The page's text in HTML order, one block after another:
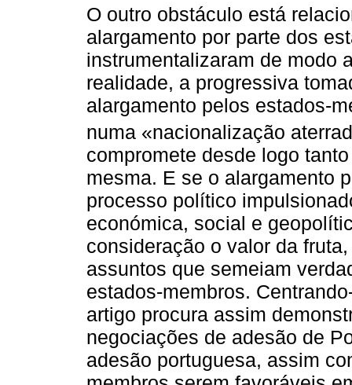
O outro obstáculo está
alargamento por parte dos
instrumentalizaram de modo
realidade, a progressiva
alargamento pelos estados-
numa «nacionalização
compromete desde logo
mesma. E se o alargamento
processo político
económica, social e
consideração o valor da
assuntos que semeiam
estados-membros.
artigo procura assim
negociações de adesão de
adesão portuguesa, assim